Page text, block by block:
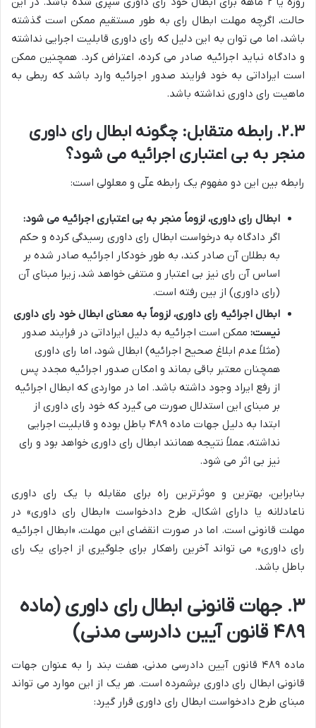
حالت، اگرچه مهلت ابطال رای به طور مستقیم ممکن است گذشته
باشد، اما می توان به این دلیل که رای داوری قابلیت اجرایی نداشته
و دادگاه نباید اجرائیه صادر می کرده، اعتراض کرد. همچنین ممکن
است ایراداتی به خود فرایند صدور اجرائیه وارد باشد که ربطی به
ماهیت رای داوری نداشته باشد.
۲.۳. رابطه متقابل: چگونه ابطال رای داوری
منجر به بی اعتباری اجرائیه می شود؟
رابطه بین این دو مفهوم یک رابطه علّی و معلولی است:
ابطال رای داوری، لزوماً منجر به بی اعتباری اجرائیه می شود:
اگر دادگاه به درخواست ابطال رای داوری رسیدگی کرده و حکم
به بطلان آن صادر کند، به طور خودکار اجرائیه صادر شده بر
اساس آن رای نیز بی اعتبار و منتفی خواهد شد، زیرا مبنای آن
(رای داوری) از بین رفته است.
ابطال اجرائیه رای داوری، لزوماً به معنای ابطال خود رای داوری
نیست: ممکن است اجرائیه به دلیل ایراداتی در فرایند صدور
(مثلاً عدم ابلاغ صحیح اجرائیه) ابطال شود، اما رای داوری
همچنان معتبر باقی بماند و امکان صدور اجرائیه مجدد پس
از رفع ایراد وجود داشته باشد. اما در مواردی که ابطال اجرائیه
بر مبنای این استدلال صورت می گیرد که خود رای داوری از
ابتدا به دلیل جهات ماده ۴۸۹ باطل بوده و قابلیت اجرایی
نداشته، عملاً نتیجه همانند ابطال رای داوری خواهد بود و رای
نیز بی اثر می شود.
بنابراین، بهترین و موثرترین راه برای مقابله با یک رای داوری
ناعادلانه یا دارای اشکال، طرح دادخواست «ابطال رای داوری» در
مهلت قانونی است. اما در صورت انقضای این مهلت، «ابطال اجرائیه
رای داوری» می تواند آخرین راهکار برای جلوگیری از اجرای یک رای
باطل باشد.
۳. جهات قانونی ابطال رای داوری (ماده
۴۸۹ قانون آیین دادرسی مدنی)
ماده ۴۸۹ قانون آیین دادرسی مدنی، هفت بند را به عنوان جهات
قانونی ابطال رای داوری برشمرده است. هر یک از این موارد می تواند
مبنای طرح دادخواست ابطال رای داوری قرار گیرد: